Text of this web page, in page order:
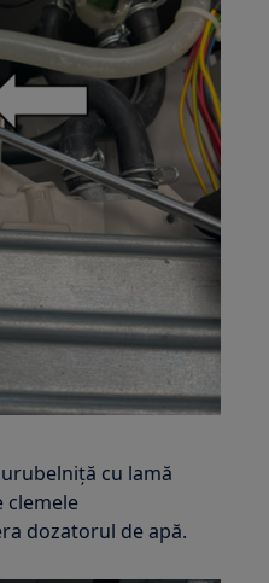
cu lamă
clemele
dozatorul de apă.